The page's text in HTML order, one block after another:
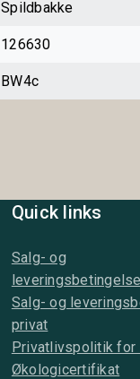
Spildbakke
126630
BW4c
Quick links
Salg- og
Salg- og
privat
Privatlivspolitik for
Økologicertifikat